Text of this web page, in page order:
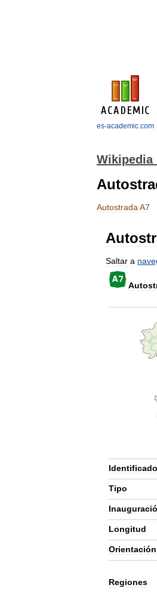
es-academic.com
Wikipedia
Autostrada A7
Saltar a
Tipo
Longitud
Orientación
Regiones